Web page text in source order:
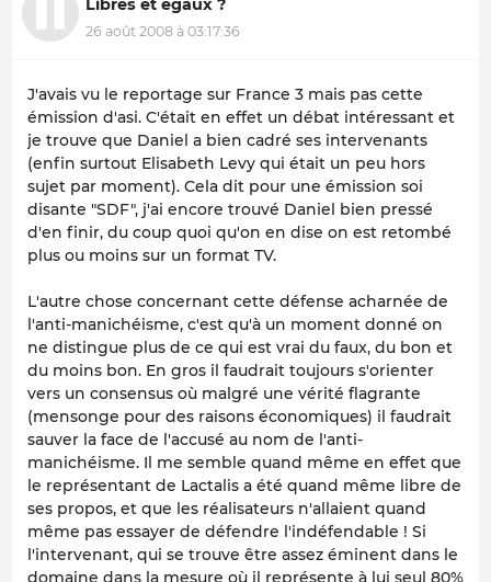
Libres et égaux ?
26 août 2008 à 03:17:36
J'avais vu le reportage sur France 3 mais pas cette
émission d'asi. C'était en effet un débat intéressant et
je trouve que Daniel a bien cadré ses intervenants
(enfin surtout Elisabeth Levy qui était un peu hors
sujet par moment). Cela dit pour une émission soi
disante "SDF", j'ai encore trouvé Daniel bien pressé
d'en finir, du coup quoi qu'on en dise on est retombé
plus ou moins sur un format TV.
L'autre chose concernant cette défense acharnée de
l'anti-manichéisme, c'est qu'à un moment donné on
ne distingue plus de ce qui est vrai du faux, du bon et
du moins bon. En gros il faudrait toujours s'orienter
vers un consensus où malgré une vérité flagrante
(mensonge pour des raisons économiques) il faudrait
sauver la face de l'accusé au nom de l'anti-
manichéisme. Il me semble quand même en effet que
le représentant de Lactalis a été quand même libre de
ses propos, et que les réalisateurs n'allaient quand
même pas essayer de défendre l'indéfendable ! Si
l'intervenant, qui se trouve être assez éminent dans le
domaine dans la mesure où il représente à lui seul 80%